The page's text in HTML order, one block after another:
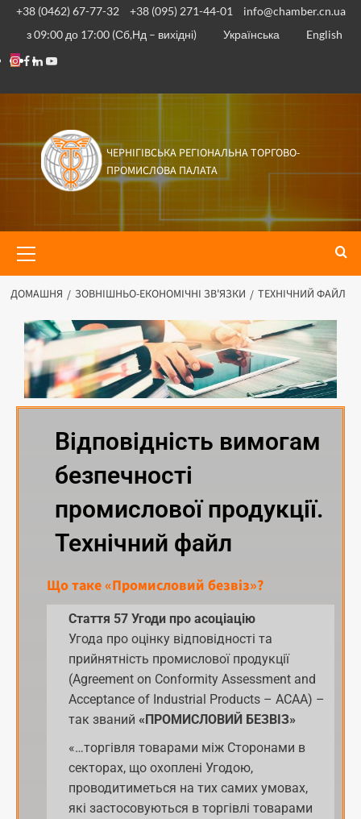
+38 (0462) 67-77-32 +38 (095) 271-44-01
info@chamber.cn.ua
з 09:00 до 17:00 (Сб,Нд – вихідні)
Українська English
ЧЕРНІГІВСЬКА РЕГІОНАЛЬНА ТОРГОВО-
ПРОМИСЛОВА ПАЛАТА
ДОМАШНЯ ЗОВНІШНЬО-ЕКОНОМІЧНІ ЗВ'ЯЗКИ ТЕХНІЧНИЙ ФАЙЛ
Відповідність вимогам
безпечності
промислової продукції.
Технічний файл
Що таке «Промисловий безвіз»?
Стаття 57 Угоди про асоціацію
Угода про оцінку відповідності та
прийнятність промислової продукції
(Agreement on Conformity Assessment and
Acceptance of Industrial Products – ACAA) –
так званий «ПРОМИСЛОВИЙ БЕЗВІЗ»
«…торгівля товарами між Сторонами в
секторах, що охоплені Угодою,
проводитиметься на тих самих умовах,
які застосовуються в торгівлі товарами